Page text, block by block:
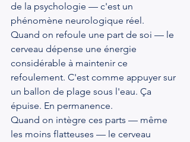
de la psychologie — c'est un
phénomène neurologique réel.
Quand on refoule une part de soi — le
cerveau dépense une énergie
considérable à maintenir ce
refoulement. C'est comme appuyer sur
un ballon de plage sous l'eau. Ça
épuise. En permanence.
Quand on intègre ces parts — même
les moins flatteuses — le cerveau